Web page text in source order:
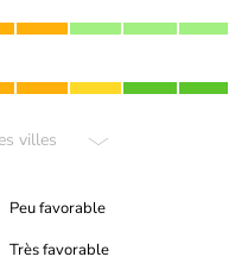
villes
Peu favorable
Très favorable